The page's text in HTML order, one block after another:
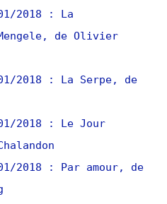
2018 : La
de Olivier
2018 : La Serpe, de
2018 : Le Jour
2018 : Par amour, de